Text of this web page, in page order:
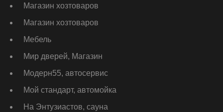
Магазин хозтоваров
Магазин хозтоваров
Мебель
Мир дверей, Магазин
Модерн55, автосервис
Мой стандарт, автомойка
На Энтузиастов, сауна